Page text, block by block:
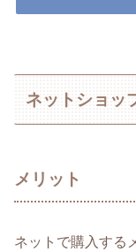
ネットショッ
メリット
ネットで購入する